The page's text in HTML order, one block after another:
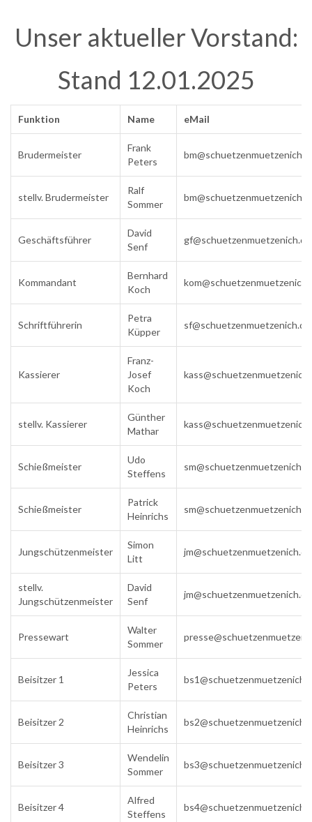
Unser aktueller Vorstand:
Stand 12.01.2025
Funktion Name eMail
Brudermeister
Frank
Peters
stellv. Brudermeister
Ralf
Sommer
Geschäftsführer
David
Senf
gf@schuetzenmuetzenich.de
Kommandant
Bernhard
Koch
Schriftführerin
Petra
Küpper
sf@schuetzenmuetzenich.de
Kassierer
Franz-
Josef
Koch
stellv. Kassierer
Günther
Mathar
Schießmeister
Udo
Steffens
Schießmeister
Patrick
Heinrichs
Jungschützenmeister
Simon
Litt
jm@schuetzenmuetzenich.de
stellv.
Jungschützenmeister
David
Senf
jm@schuetzenmuetzenich.de
Pressewart
Walter
Sommer
Beisitzer 1
Jessica
Peters
Beisitzer 2
Christian
Heinrichs
Beisitzer 3
Wendelin
Sommer
Beisitzer 4
Alfred
Steffens